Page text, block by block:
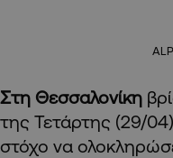
Στη Θεσσαλονίκη
της Τετάρτης (29/
στόχο να